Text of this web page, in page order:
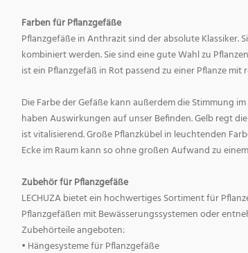
Farben für Pflanzgefäße
Pflanzgefäße in Anthrazit sind der absolute Klassiker.
kombiniert werden. Sie sind eine gute Wahl zu
ist ein Pflanzgefäß in Rot passend zu einer Pflanze
Die Farbe der Gefäße kann außerdem die Stimmung
haben Auswirkungen auf unser Befinden. Gelb regt
ist vitalisierend. Große Pflanzkübel in leuchtenden
Ecke im Raum kann so ohne großen Aufwand zu
Zubehör für Pflanzgefäße
LECHUZA bietet ein hochwertiges Sortiment für
Pflanzgefäßen mit Bewässerungssystemen oder
Zubehörteile angeboten:
• Hängesysteme für Pflanzgefäße